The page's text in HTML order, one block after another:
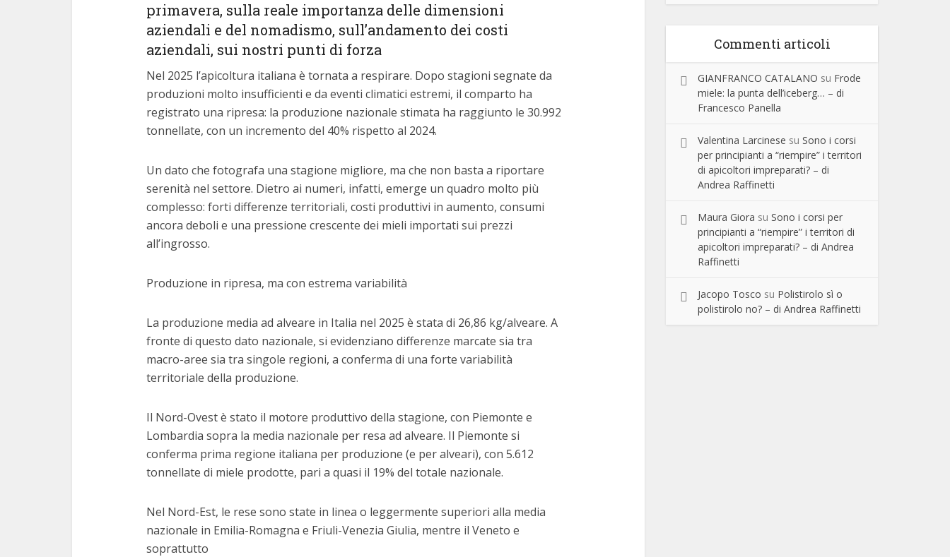
primavera, sulla reale importanza delle dimensioni
aziendali e del nomadismo, sull’andamento dei costi
aziendali, sui nostri punti di forza
Nel 2025 l’apicoltura italiana è tornata a respirare. Dopo stagioni segnate da
produzioni molto insufficienti e da eventi climatici estremi, il comparto ha
registrato una ripresa: la produzione nazionale stimata ha raggiunto le 30.992
tonnellate, con un incremento del 40% rispetto al 2024.
Un dato che fotografa una stagione migliore, ma che non basta a riportare
serenità nel settore. Dietro ai numeri, infatti, emerge un quadro molto più
complesso: forti differenze territoriali, costi produttivi in aumento, consumi
ancora deboli e una pressione crescente dei mieli importati sui prezzi
all’ingrosso.
Produzione in ripresa, ma con estrema variabilità
La produzione media ad alveare in Italia nel 2025 è stata di 26,86 kg/alveare. A
fronte di questo dato nazionale, si evidenziano differenze marcate sia tra
macro-aree sia tra singole regioni, a conferma di una forte variabilità
territoriale della produzione.
Il Nord-Ovest è stato il motore produttivo della stagione, con Piemonte e
Lombardia sopra la media nazionale per resa ad alveare. Il Piemonte si
conferma prima regione italiana per produzione (e per alveari), con 5.612
tonnellate di miele prodotte, pari a quasi il 19% del totale nazionale.
Nel Nord-Est, le rese sono state in linea o leggermente superiori alla media
nazionale in Emilia-Romagna e Friuli-Venezia Giulia, mentre il Veneto e
soprattutto
Commenti articoli
GIANFRANCO CATALANO su Frode
miele: la punta dell’iceberg… – di
Francesco Panella
Valentina Larcinese su Sono i corsi
per principianti a “riempire” i territori
di apicoltori impreparati? – di
Andrea Raffinetti
Maura Giora su Sono i corsi per
principianti a “riempire” i territori di
apicoltori impreparati? – di Andrea
Raffinetti
Jacopo Tosco su Polistirolo sì o
polistirolo no? – di Andrea Raffinetti